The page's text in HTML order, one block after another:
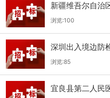
新疆维吾尔自治
耗材采购项目公
浏览:100
深圳出入境边防
医用耗材采购项
浏览:85
宜良县第二人民